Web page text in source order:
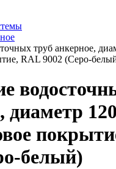
труб анкерное,
RAL 9002 (Серо-
диаметр
белый)